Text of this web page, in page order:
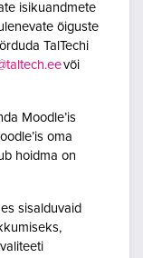
isikuandmete
õiguste
TalTechi
või
Moodle’is
oma
hoidma on
sisalduvaid